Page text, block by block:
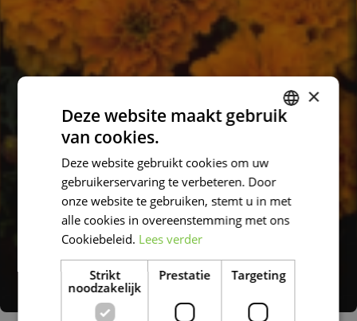
×
Deze website maakt gebruik
van cookies.
Deze website gebruikt cookies om uw
gebruikerservaring te verbeteren. Door
onze website te gebruiken, stemt u in met
alle cookies in overeenstemming met ons
Cookiebeleid. Lees verder
Strikt
noodzakelijk
Prestatie Targeting